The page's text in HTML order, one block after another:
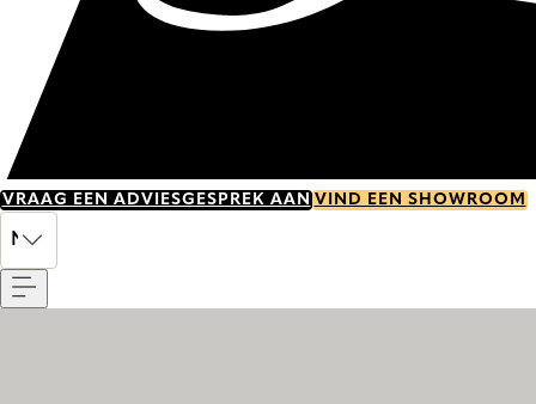
VRAAG EEN ADVIESGESPREK AAN VIND EEN SHOWROOM
NL